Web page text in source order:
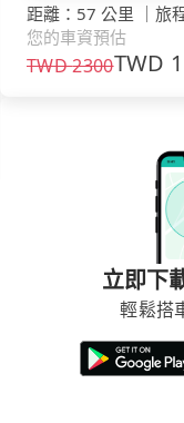
距離 ： 57 公里 ｜ 旅
您的車資預估
TWD2300TWD
立即下
輕鬆搭